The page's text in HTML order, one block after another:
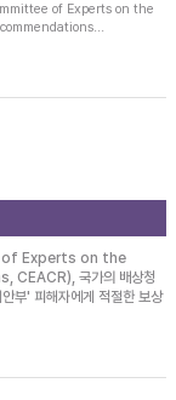
of Experts on the
of Experts on the
국가의 배상청
부' 피해자에게 적절한 보상